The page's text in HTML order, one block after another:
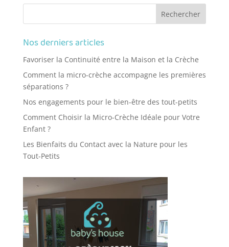
Nos derniers articles
Favoriser la Continuité entre la Maison et la Crèche
Comment la micro-crèche accompagne les premières
séparations ?
Nos engagements pour le bien-être des tout-petits
Comment Choisir la Micro-Crèche Idéale pour Votre
Enfant ?
Les Bienfaits du Contact avec la Nature pour les
Tout-Petits